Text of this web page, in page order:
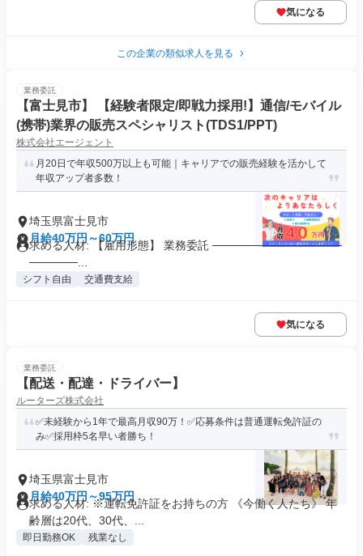
気になる
この企業の類似求人を見る
業務委託
【富士見市】 【経験者限定/即戦力採用!】通信/モバイル
(携帯)業界の販売スペシャリスト(TDS1/PPT)
株式会社エージェント
月20日で年収500万以上も可能｜キャリアでの販売経験を活かして
年収アップ者多数！
埼玉県富士見市
月給40万円～60万円
求める人材: 【雇用形態】 業務委託 ────────────────
──────...
シフト自由 交通費支給
気になる
業務委託
【配送・配達・ドライバー】
ルーターズ株式会社
✅未経験から1年で最高月収90万！✅応募条件は普通運転免許証の
み✅採用枠5名早い者勝ち！
埼玉県富士見市
月給40万円～95万円
求める人材: ※運転免許証をお持ちの方 《今働く人たち》 年
齢層は20代、30代、...
即日勤務OK 残業なし